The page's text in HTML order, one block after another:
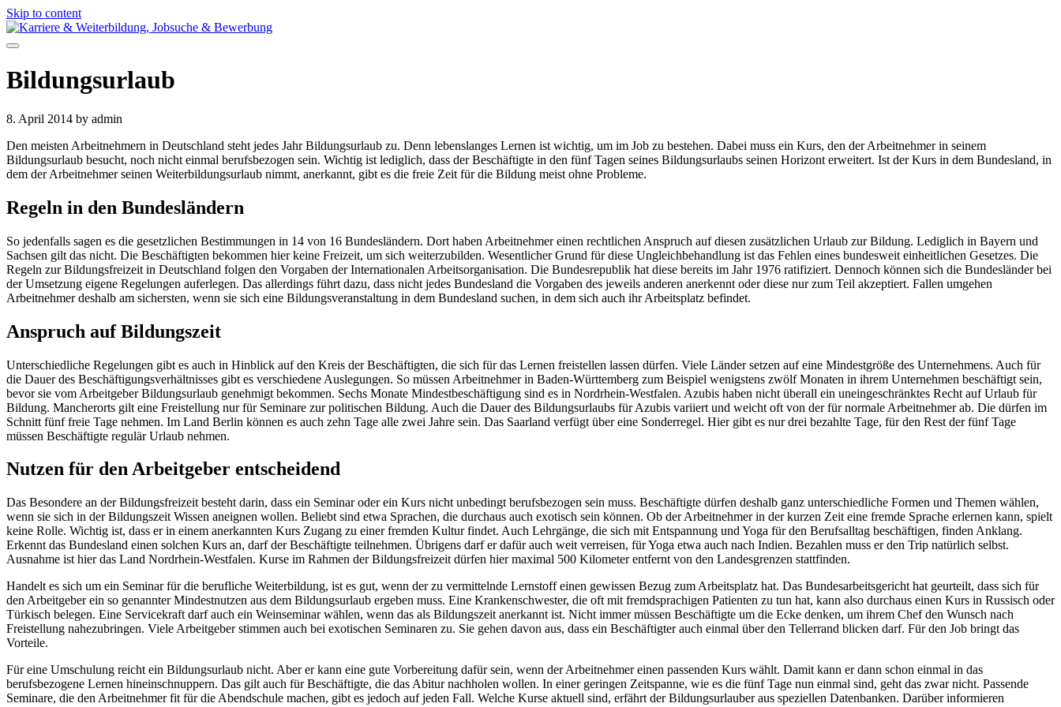
Skip to content
Bildungsurlaub
8. April 2014 by admin
Den meisten Arbeitnehmern in Deutschland steht jedes Jahr Bildungsurlaub zu. Denn lebenslanges Lernen ist wichtig, um im Job zu bestehen. Dabei muss ein Kurs, den der Arbeitnehmer in seinem
Bildungsurlaub besucht, noch nicht einmal berufsbezogen sein. Wichtig ist lediglich, dass der Beschäftigte in den fünf Tagen seines Bildungsurlaubs seinen Horizont erweitert. Ist der Kurs in dem Bundesland, in
dem der Arbeitnehmer seinen Weiterbildungsurlaub nimmt, anerkannt, gibt es die freie Zeit für die Bildung meist ohne Probleme.
Regeln in den Bundesländern
So jedenfalls sagen es die gesetzlichen Bestimmungen in 14 von 16 Bundesländern. Dort haben Arbeitnehmer einen rechtlichen Anspruch auf diesen zusätzlichen Urlaub zur Bildung. Lediglich in Bayern und
Sachsen gilt das nicht. Die Beschäftigten bekommen hier keine Freizeit, um sich weiterzubilden. Wesentlicher Grund für diese Ungleichbehandlung ist das Fehlen eines bundesweit einheitlichen Gesetzes. Die
Regeln zur Bildungsfreizeit in Deutschland folgen den Vorgaben der Internationalen Arbeitsorganisation. Die Bundesrepublik hat diese bereits im Jahr 1976 ratifiziert. Dennoch können sich die Bundesländer bei
der Umsetzung eigene Regelungen auferlegen. Das allerdings führt dazu, dass nicht jedes Bundesland die Vorgaben des jeweils anderen anerkennt oder diese nur zum Teil akzeptiert. Fallen umgehen
Arbeitnehmer deshalb am sichersten, wenn sie sich eine Bildungsveranstaltung in dem Bundesland suchen, in dem sich auch ihr Arbeitsplatz befindet.
Anspruch auf Bildungszeit
Unterschiedliche Regelungen gibt es auch in Hinblick auf den Kreis der Beschäftigten, die sich für das Lernen freistellen lassen dürfen. Viele Länder setzen auf eine Mindestgröße des Unternehmens. Auch für
die Dauer des Beschäftigungsverhältnisses gibt es verschiedene Auslegungen. So müssen Arbeitnehmer in Baden-Württemberg zum Beispiel wenigstens zwölf Monaten in ihrem Unternehmen beschäftigt sein,
bevor sie vom Arbeitgeber Bildungsurlaub genehmigt bekommen. Sechs Monate Mindestbeschäftigung sind es in Nordrhein-Westfalen. Azubis haben nicht überall ein uneingeschränktes Recht auf Urlaub für
Bildung. Mancherorts gilt eine Freistellung nur für Seminare zur politischen Bildung. Auch die Dauer des Bildungsurlaubs für Azubis variiert und weicht oft von der für normale Arbeitnehmer ab. Die dürfen im
Schnitt fünf freie Tage nehmen. Im Land Berlin können es auch zehn Tage alle zwei Jahre sein. Das Saarland verfügt über eine Sonderregel. Hier gibt es nur drei bezahlte Tage, für den Rest der fünf Tage
müssen Beschäftigte regulär Urlaub nehmen.
Nutzen für den Arbeitgeber entscheidend
Das Besondere an der Bildungsfreizeit besteht darin, dass ein Seminar oder ein Kurs nicht unbedingt berufsbezogen sein muss. Beschäftigte dürfen deshalb ganz unterschiedliche Formen und Themen wählen,
wenn sie sich in der Bildungszeit Wissen aneignen wollen. Beliebt sind etwa Sprachen, die durchaus auch exotisch sein können. Ob der Arbeitnehmer in der kurzen Zeit eine fremde Sprache erlernen kann, spielt
keine Rolle. Wichtig ist, dass er in einem anerkannten Kurs Zugang zu einer fremden Kultur findet. Auch Lehrgänge, die sich mit Entspannung und Yoga für den Berufsalltag beschäftigen, finden Anklang.
Erkennt das Bundesland einen solchen Kurs an, darf der Beschäftigte teilnehmen. Übrigens darf er dafür auch weit verreisen, für Yoga etwa auch nach Indien. Bezahlen muss er den Trip natürlich selbst.
Ausnahme ist hier das Land Nordrhein-Westfalen. Kurse im Rahmen der Bildungsfreizeit dürfen hier maximal 500 Kilometer entfernt von den Landesgrenzen stattfinden.
Handelt es sich um ein Seminar für die berufliche Weiterbildung, ist es gut, wenn der zu vermittelnde Lernstoff einen gewissen Bezug zum Arbeitsplatz hat. Das Bundesarbeitsgericht hat geurteilt, dass sich für
den Arbeitgeber ein so genannter Mindestnutzen aus dem Bildungsurlaub ergeben muss. Eine Krankenschwester, die oft mit fremdsprachigen Patienten zu tun hat, kann also durchaus einen Kurs in Russisch oder
Türkisch belegen. Eine Servicekraft darf auch ein Weinseminar wählen, wenn das als Bildungszeit anerkannt ist. Nicht immer müssen Beschäftigte um die Ecke denken, um ihrem Chef den Wunsch nach
Freistellung nahezubringen. Viele Arbeitgeber stimmen auch bei exotischen Seminaren zu. Sie gehen davon aus, dass ein Beschäftigter auch einmal über den Tellerrand blicken darf. Für den Job bringt das
Vorteile.
Für eine Umschulung reicht ein Bildungsurlaub nicht. Aber er kann eine gute Vorbereitung dafür sein, wenn der Arbeitnehmer einen passenden Kurs wählt. Damit kann er dann schon einmal in das
berufsbezogene Lernen hineinschnuppern. Das gilt auch für Beschäftigte, die das Abitur nachholen wollen. In einer geringen Zeitspanne, wie es die fünf Tage nun einmal sind, geht das zwar nicht. Passende
Seminare, die den Arbeitnehmer fit für die Abendschule machen, gibt es jedoch auf jeden Fall. Welche Kurse aktuell sind, erfährt der Bildungsurlauber aus speziellen Datenbanken. Darüber informieren